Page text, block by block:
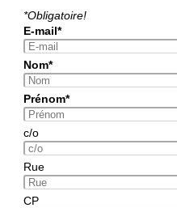
*Obligatoire!
E-mail*
Nom*
Prénom*
c/o
Rue
CP